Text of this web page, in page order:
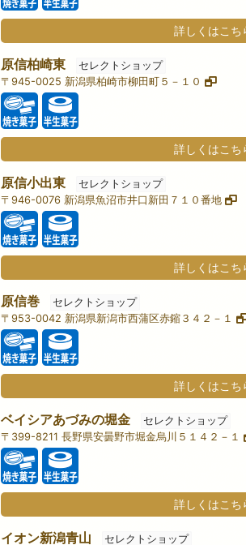
詳しくはこち
原信柏崎東
セレクトショップ
〒945-0025 新潟県柏崎市柳田町５－１０
詳しくはこち
原信小出東
セレクトショップ
〒946-0076 新潟県魚沼市井口新田７１０番地
詳しくはこち
原信巻
セレクトショップ
〒953-0042 新潟県新潟市西蒲区赤鏥３４２－１
詳しくはこち
ベイシアあづみの堀金
セレクトショップ
〒399-8211 長野県安曇野市堀金烏川５１４２－１
詳しくはこち
イオン新潟青山
セレクトショップ